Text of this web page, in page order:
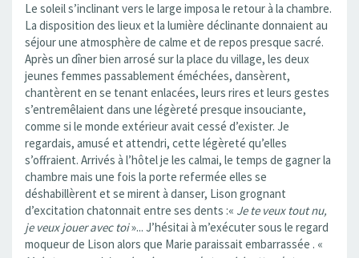
Le soleil s’inclinant vers le large imposa le retour à la chambre.
La disposition des lieux et la lumière déclinante donnaient au
séjour une atmosphère de calme et de repos presque sacré.
Après un dîner bien arrosé sur la place du village, les deux
jeunes femmes passablement éméchées, dansèrent,
chantèrent en se tenant enlacées, leurs rires et leurs gestes
s’entremêlaient dans une légèreté presque insouciante,
comme si le monde extérieur avait cessé d’exister. Je
regardais, amusé et attendri, cette légèreté qu’elles
s’offraient. Arrivés à l’hôtel je les calmai, le temps de gagner la
chambre mais une fois la porte refermée elles se
déshabillèrent et se mirent à danser, Lison grognant
d’excitation chatonnait entre ses dents :« Je te veux tout nu,
je veux jouer avec toi»... J’hésitai à m’exécuter sous le regard
moqueur de Lison alors que Marie paraissait embarrassée . «